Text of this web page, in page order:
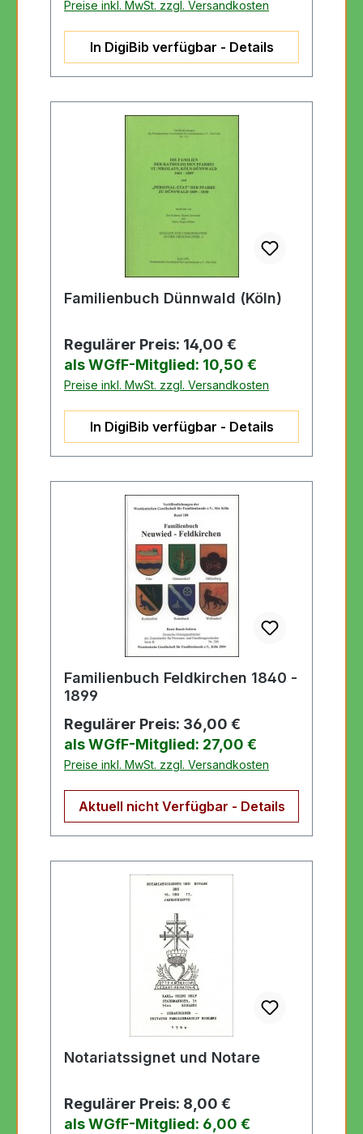
Preise inkl. MwSt. zzgl. Versandkosten
In DigiBib verfügbar - Details
Familienbuch Dünnwald (Köln)
Regulärer Preis:
14,00 €
als WGfF-Mitglied: 10,50 €
Preise inkl. MwSt. zzgl. Versandkosten
In DigiBib verfügbar - Details
Familienbuch Feldkirchen 1840 -
1899
Regulärer Preis:
36,00 €
als WGfF-Mitglied: 27,00 €
Preise inkl. MwSt. zzgl. Versandkosten
Aktuell nicht Verfügbar - Details
Notariatssignet und Notare
Regulärer Preis:
8,00 €
als WGfF-Mitglied: 6,00 €